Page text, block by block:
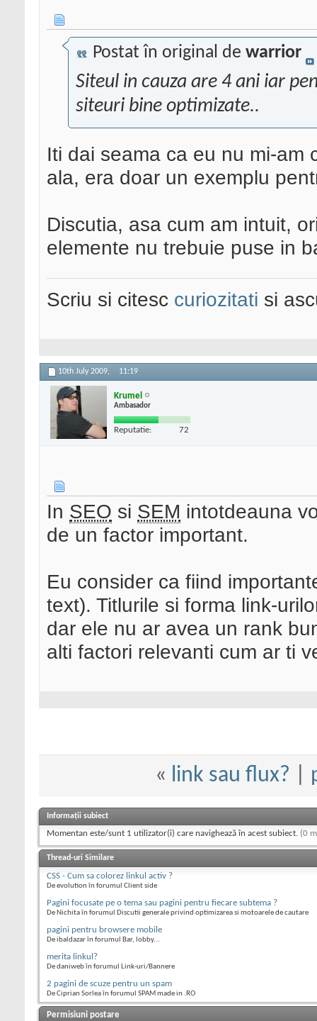
Postat în original de warrior
Siteul in cauza are 4 ani iar
siteuri bine optimizate..
Iti dai seama ca eu nu mi-am
ala, era doar un exemplu
Discutia, asa cum am intuit,
elemente nu trebuie puse in
Scriu si citesc curiozitati si
10th July 2009, 11:19
Krumel
Ambasador
Reputatie: 72
In SEO si SEM intotdeauna
de un factor important.
Eu consider ca fiind
text). Titlurile si forma link-
dar ele nu ar avea un rank
alti factori relevanti cum ar ti
« link sau flux?
Informații subiect
Momentan este/sunt 1 utilizator(i) care navighează în acest subiect. (0
Thread-uri Similare
CSS - Cum sa colorez linkul activ ?
De evolution în forumul Client side
Pagini focusate pe o tema sau pagini pentru fiecare subtema ?
De Nichita în forumul Discutii generale privind optimizarea si motoarele de cautare
pagini pentru browsere mobile
De ibaldazar în forumul Bar, lobby...
merita linkul?
De daniweb în forumul Link-uri/Bannere
2 pagini de scuze pentru un spam
De Ciprian Sorlea în forumul SPAM made in .RO
Permisiuni postare